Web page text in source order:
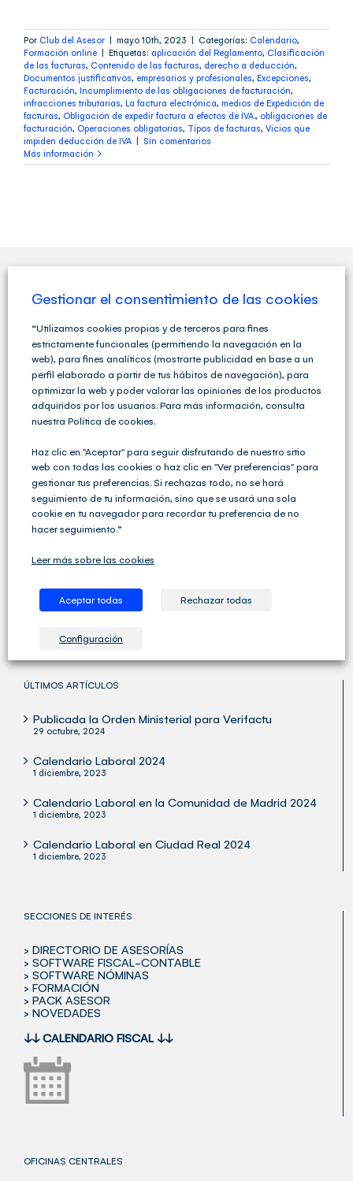
Por Club del Asesor | mayo 10th, 2023 | Categorías: Calendario,
Formación online | Etiquetas: aplicación del Reglamento, Clasificación
de las facturas, Contenido de las facturas, derecho a deducción,
Documentos justificativos, empresarios y profesionales, Excepciones,
Facturación, Incumplimiento de las obligaciones de facturación,
infracciones tributarias, La factura electrónica, medios de Expedición de
facturas, Obligación de expedir factura a efectos de IVA., obligaciones de
facturación, Operaciones obligatorias, Tipos de facturas, Vicios que
impiden deducción de IVA | Sin comentarios
Más información
QUIENES SOMOS
Gestión Fiscal, Contable y Laboral completas sino que
va un paso más allá y ofrece una amplia variedad de
Profesionales.
ÚLTIMOS ARTÍCULOS
Publicada la Orden Ministerial para Verifactu
29 octubre, 2024
Calendario Laboral 2024
1 diciembre, 2023
Calendario Laboral en la Comunidad de Madrid 2024
1 diciembre, 2023
Calendario Laboral en Ciudad Real 2024
1 diciembre, 2023
SECCIONES DE INTERÉS
> DIRECTORIO DE ASESORÍAS
> SOFTWARE FISCAL-CONTABLE
> SOFTWARE NÓMINAS
> FORMACIÓN
> PACK ASESOR
> NOVEDADES
↓↓ CALENDARIO FISCAL ↓↓
OFICINAS CENTRALES
Gestionar el consentimiento de las cookies
“Utilizamos cookies propias y de terceros para fines
estrictamente funcionales (permitiendo la navegación en la
web), para fines analíticos (mostrarte publicidad en base a un
perfil elaborado a partir de tus hábitos de navegación), para
optimizar la web y poder valorar las opiniones de los productos
adquiridos por los usuarios. Para más información, consulta
nuestra Política de cookies.
Haz clic en "Aceptar" para seguir disfrutando de nuestro sitio
web con todas las cookies o haz clic en "Ver preferencias" para
gestionar tus preferencias. Si rechazas todo, no se hará
seguimiento de tu información, sino que se usará una sola
cookie en tu navegador para recordar tu preferencia de no
hacer seguimiento.”
Leer más sobre las cookies
Aceptar todas Rechazar todas
Configuración